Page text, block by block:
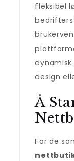
fleksibel
bedrifters
design
Å
For de